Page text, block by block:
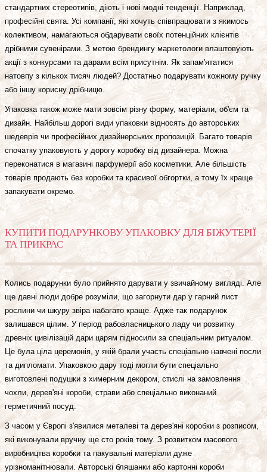
стандартних стереотипів, діють і нові модні тенденції. Наприклад,
професійні свята. Усі компанії, які хочуть співпрацювати з якимось
колективом, намагаються обдарувати своїх потенційних клієнтів
дрібними сувенірами. З метою брендингу маркетологи влаштовують
акції з конкурсами та дарами всім присутнім. Як запам'ятатися
натовпу з кількох тисяч людей? Достатньо подарувати кожному ручку
або іншу корисну дрібницю.
Упаковка також може мати зовсім різну форму, матеріали, об'єм та
дизайн. Найбільш дорогі види упаковки відносять до авторських
шедеврів чи професійних дизайнерських пропозицій. Багато товарів
спочатку упаковують у дорогу коробку від дизайнера. Можна
переконатися в магазині парфумерії або косметики. Але більшість
товарів продають без коробки та красивої обгортки, а тому їх краще
запакувати окремо.
КУПИТИ ПОДАРУНКОВУ УПАКОВКУ ДЛЯ БІЖУТЕРІЇ
ТА ПРИКРАС
Колись подарунки було прийнято дарувати у звичайному вигляді. Але
ще давні люди добре розуміли, що загорнути дар у гарний лист
рослини чи шкуру звіра набагато краще. Адже так подарунок
залишався цілим. У період рабовласницького ладу чи розвитку
древніх цивілізацій дари царям підносили за спеціальним ритуалом.
Це була ціла церемонія, у якій брали участь спеціально навчені посли
та дипломати. Упаковкою дару тоді могли бути спеціально
виготовлені подушки з химерним декором, стислі на замовлення
чохли, дерев'яні короби, страви або спеціально виконаний
герметичний посуд.
З часом у Європі з'явилися металеві та дерев'яні коробки з розписом,
які виконували вручну ще сто років тому. З розвитком масового
виробництва коробки та пакувальні матеріали дуже
урізноманітнювали. Авторські бляшанки або картонні короби